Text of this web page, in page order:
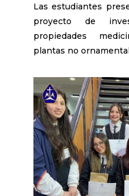
Las estudiantes
proyecto de
propiedades
plantas no